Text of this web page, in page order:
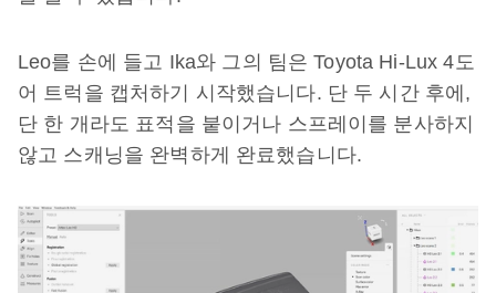
Leo를 손에 들고 Ika와 그의 팀은 Toyota Hi-Lux 4도
어 트럭을 캡처하기 시작했습니다. 단 두 시간 후에,
단 한 개라도 표적을 붙이거나 스프레이를 분사하지
않고 스캐닝을 완벽하게 완료했습니다.